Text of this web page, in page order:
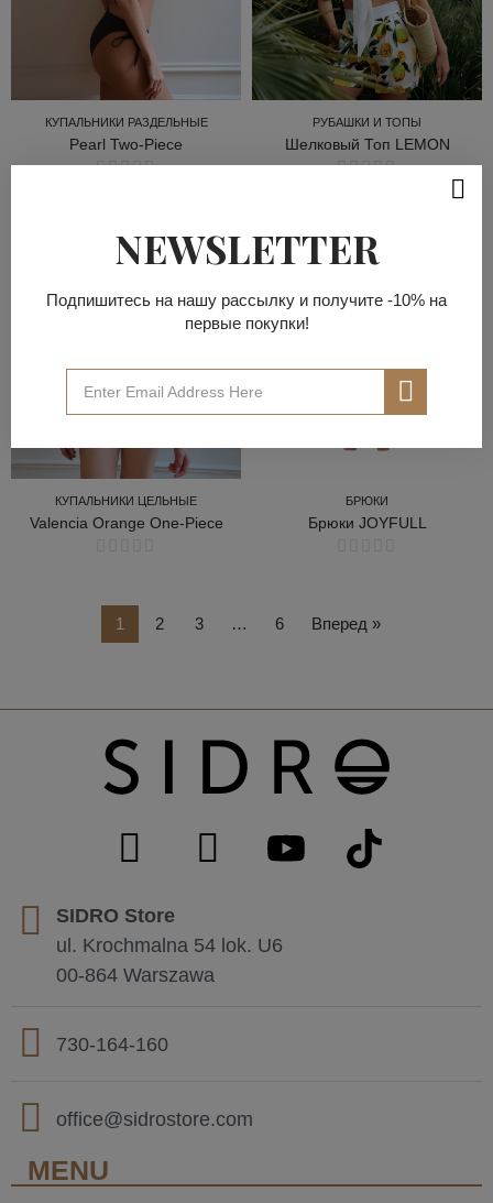
КУПАЛЬНИКИ РАЗДЕЛЬНЫЕ
Pearl Two-Piece
РУБАШКИ И ТОПЫ
Шелковый Топ LEMON
КУПАЛЬНИКИ ЦЕЛЬНЫЕ
Valencia Orange One-Piece
БРЮКИ
Брюки JOYFULL
1 2 3 … 6 Вперед »
SIDRO Store
ul. Krochmalna 54 lok. U6
00-864 Warszawa
730-164-160
office@sidrostore.com
MENU
NEWSLETTER
Подпишитесь на нашу рассылку и получите -10% на
первые покупки!